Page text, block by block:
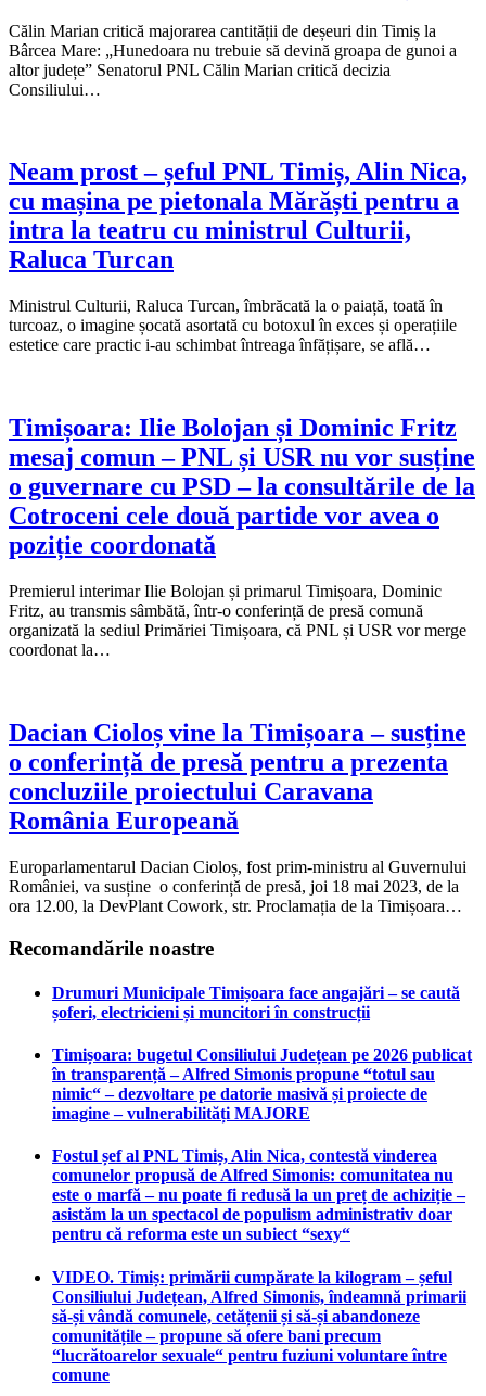
Călin Marian critică majorarea cantității de deșeuri din Timiș la
Bârcea Mare: „Hunedoara nu trebuie să devină groapa de gunoi a
altor județe” Senatorul PNL Călin Marian critică decizia
Consiliului…
Neam prost – șeful PNL Timiș, Alin Nica,
cu mașina pe pietonala Mărăști pentru a
intra la teatru cu ministrul Culturii,
Raluca Turcan
Ministrul Culturii, Raluca Turcan, îmbrăcată la o paiață, toată în
turcoaz, o imagine șocată asortată cu botoxul în exces și operațiile
estetice care practic i-au schimbat întreaga înfățișare, se află…
Timișoara: Ilie Bolojan și Dominic Fritz
mesaj comun – PNL și USR nu vor susține
o guvernare cu PSD – la consultările de la
Cotroceni cele două partide vor avea o
poziție coordonată
Premierul interimar Ilie Bolojan și primarul Timișoara, Dominic
Fritz, au transmis sâmbătă, într-o conferință de presă comună
organizată la sediul Primăriei Timișoara, că PNL și USR vor merge
coordonat la…
Dacian Cioloș vine la Timișoara – susține
o conferință de presă pentru a prezenta
concluziile proiectului Caravana
România Europeană
Europarlamentarul Dacian Cioloș, fost prim-ministru al Guvernului
României, va susține o conferință de presă, joi 18 mai 2023, de la
ora 12.00, la DevPlant Cowork, str. Proclamația de la Timișoara…
Recomandările noastre
Drumuri Municipale Timișoara face angajări – se caută
șoferi, electricieni și muncitori în construcții
Timișoara: bugetul Consiliului Județean pe 2026 publicat
în transparență – Alfred Simonis propune “totul sau
nimic“ – dezvoltare pe datorie masivă și proiecte de
imagine – vulnerabilități MAJORE
Fostul șef al PNL Timiș, Alin Nica, contestă vinderea
comunelor propusă de Alfred Simonis: comunitatea nu
este o marfă – nu poate fi redusă la un preț de achiziție –
asistăm la un spectacol de populism administrativ doar
pentru că reforma este un subiect “sexy“
VIDEO. Timiș: primării cumpărate la kilogram – șeful
Consiliului Județean, Alfred Simonis, îndeamnă primarii
să-și vândă comunele, cetățenii și să-și abandoneze
comunitățile – propune să ofere bani precum
“lucrătoarelor sexuale“ pentru fuziuni voluntare între
comune